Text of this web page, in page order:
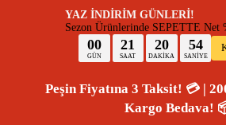
YAZ İNDİRİM
Sezon Ürünlerinde
00 21 20
Peşin Fiyatına 3 Taksit! 💳 |
Kargo Bedava!